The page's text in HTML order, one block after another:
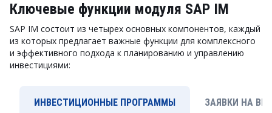
Ключевые функции модуля SAP IM
SAP IM состоит из четырех основных компонентов, каждый
из которых предлагает важные функции для комплексного
и эффективного подхода к планированию и управлению
инвестициями:
ИНВЕСТИЦИОННЫЕ ПРОГРАММЫ ЗАЯВКИ НА